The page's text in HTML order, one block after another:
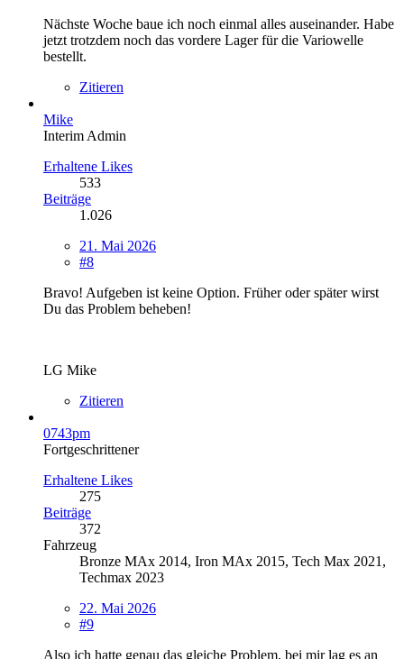
Nächste Woche baue ich noch einmal alles auseinander. Habe
jetzt trotzdem noch das vordere Lager für die Variowelle
bestellt.
Zitieren
Mike
Interim Admin
Erhaltene Likes
533
Beiträge
1.026
21. Mai 2026
#8
Bravo! Aufgeben ist keine Option. Früher oder später wirst
Du das Problem beheben!
LG Mike
Zitieren
0743pm
Fortgeschrittener
Erhaltene Likes
275
Beiträge
372
Fahrzeug
Bronze MAx 2014, Iron MAx 2015, Tech Max 2021,
Techmax 2023
22. Mai 2026
#9
Also ich hatte genau das gleiche Problem, bei mir lag es an